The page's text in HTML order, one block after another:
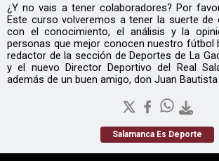
¿Y no vais a tener colaboradores? Por
Este curso volveremos a tener la suerte de
con el conocimiento, el análisis y la
personas que mejor conocen nuestro fútbol
redactor de la sección de Deportes de La
y el nuevo Director Deportivo del Real
además de un buen amigo, don Juan
Salamanca Es Deporte